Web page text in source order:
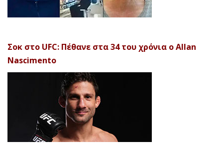
Σοκ στο UFC: Πέθανε στα 34 του χρόνια ο Allan
Nascimento